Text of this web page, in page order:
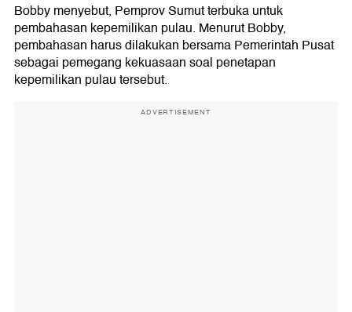
Bobby menyebut, Pemprov Sumut terbuka untuk
pembahasan kepemilikan pulau. Menurut Bobby,
pembahasan harus dilakukan bersama Pemerintah Pusat
sebagai pemegang kekuasaan soal penetapan
kepemilikan pulau tersebut.
ADVERTISEMENT